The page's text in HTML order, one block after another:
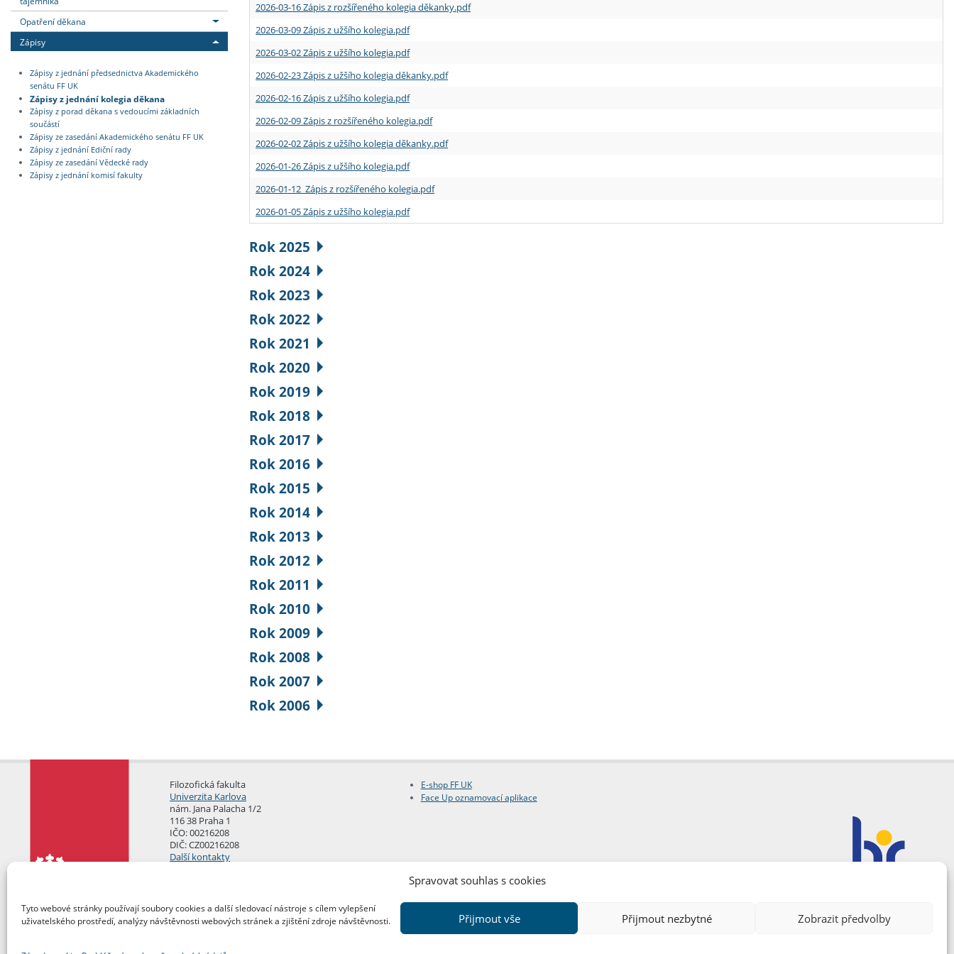
Spravovat souhlas s cookies
Tyto webové stránky používají soubory cookies a další sledovací nástroje s cílem vylepšení
uživatelského prostředí, analýzy návštěvnosti webových stránek a zjištění zdroje návštěvnosti.
Přijmout vše Přijmout nezbytné Zobrazit předvolby
Opatření děkana
Zápisy
Zápisy z jednání předsednictva Akademického
senátu FF UK
Zápisy z jednání kolegia děkana
Zápisy z porad děkana s vedoucími základních
součástí
Zápisy ze zasedání Akademického senátu FF UK
Zápisy z jednání Ediční rady
Zápisy ze zasedání Vědecké rady
Zápisy z jednání komisí fakulty
2026-03-16 Zápis z rozšířeného kolegia děkanky.pdf
2026-03-09 Zápis z užšího kolegia.pdf
2026-03-02 Zápis z užšího kolegia.pdf
2026-02-23 Zápis z užšího kolegia děkanky.pdf
2026-02-16 Zápis z užšího kolegia.pdf
2026-02-09 Zápis z rozšířeného kolegia.pdf
2026-02-02 Zápis z užšího kolegia děkanky.pdf
2026-01-26 Zápis z užšího kolegia.pdf
2026-01-12 Zápis z rozšířeného kolegia.pdf
2026-01-05 Zápis z užšího kolegia.pdf
Rok 2025
Rok 2024
Rok 2023
Rok 2022
Rok 2021
Rok 2020
Rok 2019
Rok 2018
Rok 2017
Rok 2016
Rok 2015
Rok 2014
Rok 2013
Rok 2012
Rok 2011
Rok 2010
Rok 2009
Rok 2008
Rok 2007
Rok 2006
Filozofická fakulta
Univerzita Karlova
nám. Jana Palacha 1/2
116 38 Praha 1
IČO: 00216208
DIČ: CZ00216208
Další kontakty
E-shop FF UK
Face Up oznamovací aplikace